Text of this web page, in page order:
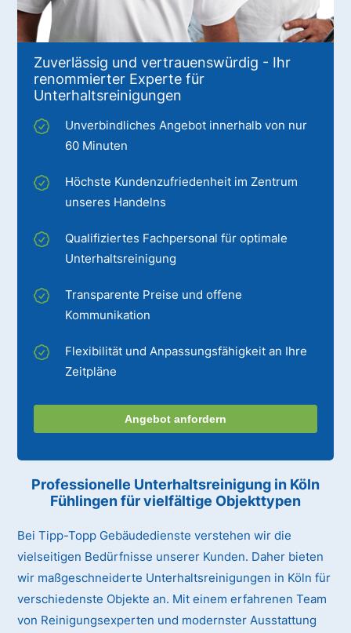
Zuverlässig und vertrauenswürdig - Ihr
renommierter Experte für
Unterhaltsreinigungen
Unverbindliches Angebot innerhalb von nur
60 Minuten
Höchste Kundenzufriedenheit im Zentrum
unseres Handelns
Qualifiziertes Fachpersonal für optimale
Unterhaltsreinigung
Transparente Preise und offene
Kommunikation
Flexibilität und Anpassungsfähigkeit an Ihre
Zeitpläne
Angebot anfordern
Professionelle Unterhaltsreinigung in Köln
Fühlingenfür vielfältige Objekttypen
Bei Tipp-Topp Gebäudedienste verstehen wir die
vielseitigen Bedürfnisse unserer Kunden. Daher bieten
wir maßgeschneiderte Unterhaltsreinigungen in Köln für
verschiedenste Objekte an. Mit einem erfahrenen Team
von Reinigungsexperten und modernster Ausstattung